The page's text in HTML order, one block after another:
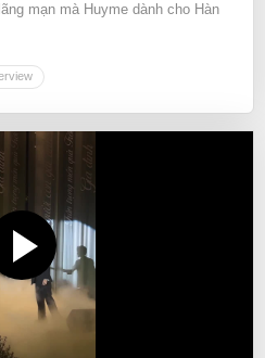
mạn mà Huyme dành cho Hàn